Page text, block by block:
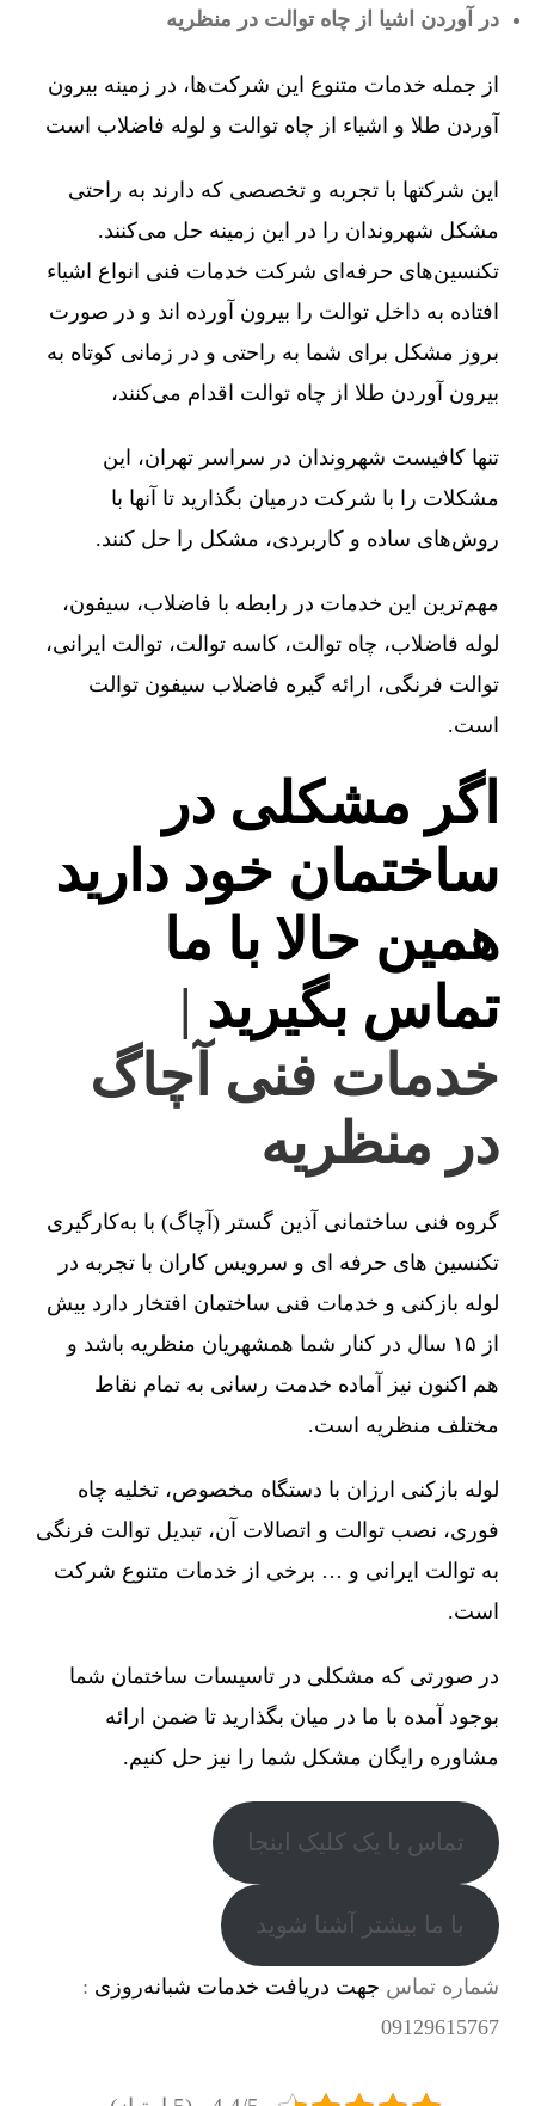
در آوردن اشیا از چاه توالت در منظریه
از جمله خدمات متنوع این شرکت‌ها، در زمینه بیرون
آوردن طلا و اشیاء از چاه توالت و لوله فاضلاب است
این شرکتها با تجربه و تخصصی که دارند به راحتی
مشکل شهروندان را در این زمینه حل می‌کنند.
تکنسین‌های حرفه‌ای شرکت خدمات فنی انواع اشیاء
افتاده به داخل توالت را بیرون آورده اند و در صورت
بروز مشکل برای شما به راحتی و در زمانی کوتاه به
بیرون آوردن طلا از چاه توالت اقدام می‌کنند،
تنها کافیست شهروندان در سراسر تهران، این
مشکلات را با شرکت درمیان بگذارید تا آنها با
روش‌های ساده و کاربردی، مشکل را حل کنند.
مهم‌ترین این خدمات در رابطه با فاضلاب، سیفون،
لوله فاضلاب، چاه توالت، کاسه توالت، توالت ایرانی،
توالت فرنگی، ارائه گیره فاضلاب سیفون توالت
است.
اگر مشکلی در
ساختمان خود دارید
همین حالا با ما
تماس بگیرید |
خدمات فنی آچاگ
در منظریه
گروه فنی ساختمانی آذین گستر (آچاگ) با به‌کارگیری
تکنسین های حرفه ای و سرویس کاران با تجربه در
لوله بازکنی و خدمات فنی ساختمان افتخار دارد بیش
از ۱۵ سال در کنار شما همشهریان منظریه باشد و
هم اکنون نیز آماده خدمت رسانی به تمام نقاط
مختلف منظریه است.
لوله بازکنی ارزان با دستگاه مخصوص، تخلیه چاه
فوری، نصب توالت و اتصالات آن، تبدیل توالت فرنگی
به توالت ایرانی و … برخی از خدمات متنوع شرکت
است.
در صورتی که مشکلی در تاسیسات ساختمان شما
بوجود آمده با ما در میان بگذارید تا ضمن ارائه
مشاوره رایگان مشکل شما را نیز حل کنیم.
تماس با یک کلیک اینجا
با ما بیشتر آشنا شوید
شماره تماس جهت دریافت خدمات شبانه‌روزی :
09129615767